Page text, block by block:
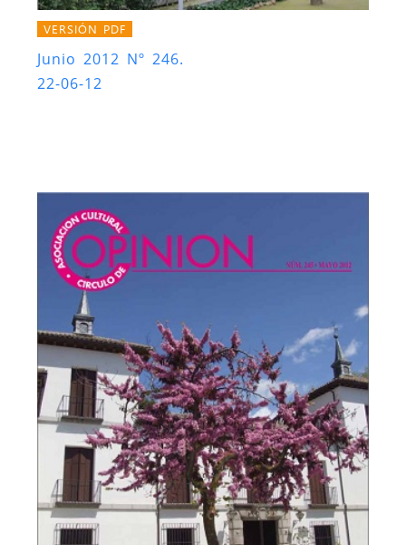
VERSIÓN PDF
Junio 2012 Nº 246.
22-06-12